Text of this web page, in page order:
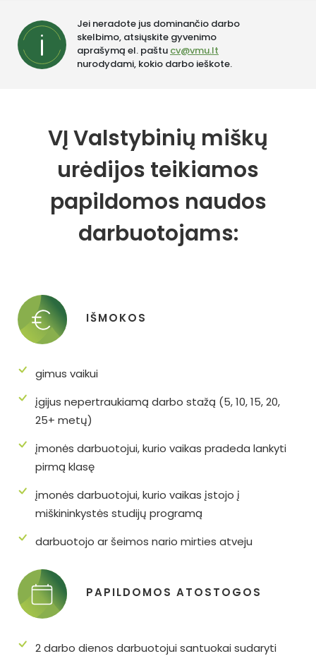
Jei neradote jus dominančio darbo
skelbimo, atsiųskite gyvenimo
aprašymą el. paštu cv@vmu.lt
nurodydami, kokio darbo ieškote.
VĮ Valstybinių miškų
urėdijos teikiamos
papildomos naudos
darbuotojams:
IŠMOKOS
gimus vaikui
įgijus nepertraukiamą darbo stažą (5, 10, 15, 20,
25+ metų)
įmonės darbuotojui, kurio vaikas pradeda lankyti
pirmą klasę
įmonės darbuotojui, kurio vaikas įstojo į
miškininkystės studijų programą
darbuotojo ar šeimos nario mirties atveju
PAPILDOMOS ATOSTOGOS
2 darbo dienos darbuotojui santuokai sudaryti